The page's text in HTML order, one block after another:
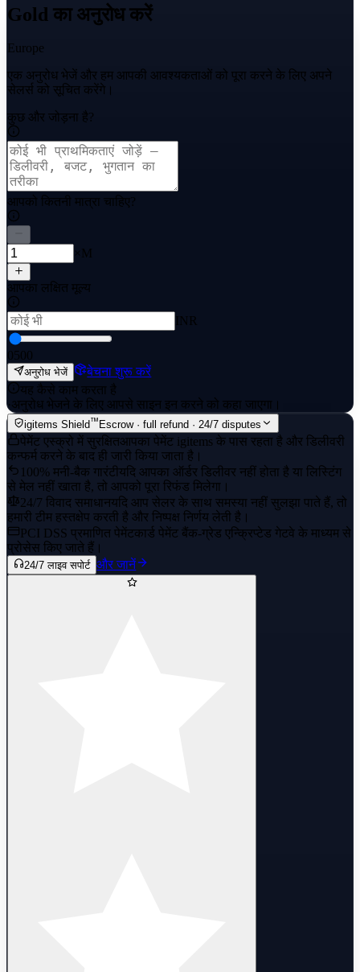
Gold का अनुरोध करें
Europe
एक अनुरोध भेजें और हम आपकी आवश्यकताओं को पूरा करने के लिए अपने
सेलर्स को सूचित करेंगे।
कुछ और जोड़ना है?
आपको कितनी मात्रा चाहिए?
×M
आपका लक्षित मूल्य
INR
0500
अनुरोध भेजें
बेचना शुरू करें
यह कैसे काम करता है
·अनुरोध भेजने के लिए आपसे साइन इन करने को कहा जाएगा।
igitems Shield™ Escrow · full refund · 24/7 disputes
पेमेंट एस्क्रो में सुरक्षितआपका पेमेंट igitems के पास रहता है और डिलीवरी
कन्फर्म करने के बाद ही जारी किया जाता है।
100% मनी-बैक गारंटीयदि आपका ऑर्डर डिलीवर नहीं होता है या लिस्टिंग
से मेल नहीं खाता है, तो आपको पूरा रिफंड मिलेगा।
24/7 विवाद समाधानयदि आप सेलर के साथ समस्या नहीं सुलझा पाते हैं, तो
हमारी टीम हस्तक्षेप करती है और निष्पक्ष निर्णय लेती है।
PCI DSS प्रमाणित पेमेंटकार्ड पेमेंट बैंक-ग्रेड एन्क्रिप्टेड गेटवे के माध्यम से
प्रोसेस किए जाते हैं।
24/7 लाइव सपोर्ट और जानें